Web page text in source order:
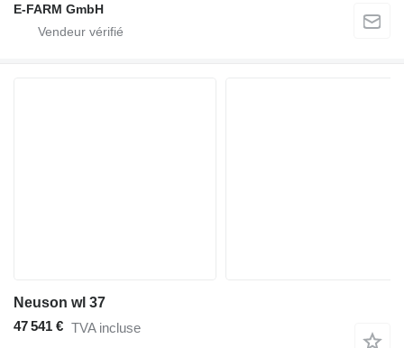
E-FARM GmbH
Neuson wl 37
47 541 € TVA incluse